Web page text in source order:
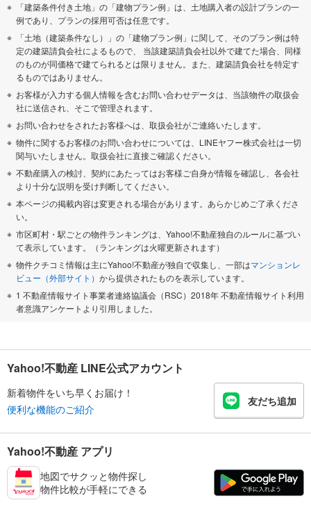
「建築条件付き土地」の「建物プラン例」は、土地購入者の設計プランの一
例であり、プランの採用可否は任意です。
「土地（建築条件なし）」の「建物プラン例」に関して、そのプラン例は特
定の建築請負会社によるもので、 当該建築請負会社以外で建てた場合、同様
のものが同価格で建てられるとは限りません。また、建築請負会社を特定す
るものではありません。
お客様が入力する個人情報を含むお問い合わせデータは、当該物件の取扱会
社に送信され、そこで管理されます。
お問い合わせをされたお客様へは、取扱会社がご連絡いたします。
物件に関するお客様のお問い合わせについては、LINEヤフー株式会社は一切
関与いたしません。取扱会社に直接ご確認ください。
不動産購入の検討、契約にあたってはお客様ご自身が情報を確認し、各会社
より十分な説明を受け判断してください。
本ページの掲載内容は変更される場合があります。あらかじめご了承くださ
い。
市区町村・駅ごとの物件ランキングは、Yahoo!不動産独自のルールに基づい
て表示しています。（ランキングは火曜更新されます）
物件クチコミ情報は主にYahoo!不動産が独自で収集し、一部はマンションレ
ビュー（外部サイト） から提供されたものを表示しています。
1 不動産情報サイト事業者連絡協議会（RSC）2018年 不動産情報サイト利用
者意識アンケートより引用しました。
Yahoo!不動産 LINE公式アカウント
新着物件をいち早くお届け！
便利な機能のご紹介
友だち追加
Yahoo!不動産 アプリ
地図でサクッと物件探し
物件比較が手軽にできる